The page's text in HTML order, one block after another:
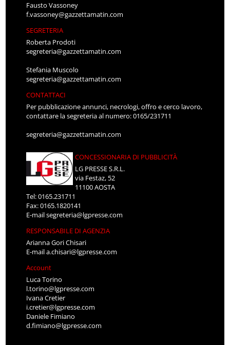
Fausto Vassoney
f.vassoney@gazzettamatin.com
SEGRETERIA
Roberta Prodoti
segreteria@gazzettamatin.com
Stefania Muscolo
segreteria@gazzettamatin.com
CONTATTACI
Per pubblicazione annunci, necrologi, offro e cerco lavoro,
contattare la segreteria al numero: 0165/231711
segreteria@gazzettamatin.com
CONCESSIONARIA DI PUBBLICITÀ
LG PRESSE S.R.L.
via Festaz, 52
11100 AOSTA
Tel: 0165.231711
Fax: 0165.1820141
E-mailsegreteria@lgpresse.com
RESPONSABILE DI AGENZIA
Arianna Gori Chisari
E-maila.chisari@lgpresse.com
Account
Luca Torino
l.torino@lgpresse.com
Ivana Cretier
i.cretier@lgpresse.com
Daniele Fimiano
d.fimiano@lgpresse.com